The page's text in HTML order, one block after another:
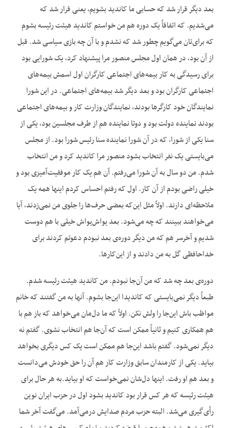
بعد دیگر قرار شد که حسابی ما کاندید بشویم، یعنی قرار شد که
می‌شدیم. که اتفاقاً یک دوره هم من خواستم کاندید هیئت رئیسه بشوم
که برای‌تان می‌گویم چطور شد که نشدم و با آن چه بازی سیاسی شد. قبل
از آن بود، در همان اول مجلس منصور مرا پیشنهاد کرد، یک شورایی بود
برای رسیدگی به کار بیمه‌های اجتماعی کارگران اول اسمش بیمه‌های
اجتماعی کارگران بود و بعد دیگر شد بیمه‌های اجتماعی. در این شورا
نمایندگان خود کارگرها بودند، نمایندگان وزارت کار و بیمه‌های اجتماعی
بودند نماینده دولت بود و دوتا نماینده هم از طرف مجلسین بود، یکی از
سنا یکی از شورا، که در آن شورا نماینده سنا رئیس شورا بود. از مجلس
می‌بایستی یک نفر انتخاب بشود منصور مرا کاندید کرد و من انتخاب
شدم. من دو سال به آن شورا می‌رفتم. آن هم یک کار موفقیت‌آمیزی بود و
خیلی راضی بودم از آن کار. اول که رفتم احساس کردم اینها همه یک
ملاحظه‌ای دارند. اولاً مثل این‌که بعضی حرف‌ها را جلوی من نمی‌زدند، آیا
می‌خواهند ببینند که چه می‌شود. بعد یواش‌یواش خیلی با هم دوست
شدیم و آخرسر هم که من دیگر دوره‌ی بعد نبودم دعوتم کردند برای
خداحافظی گل به من دادند و از این‌کارها.
دوره‌ی بعد چه شد که من آن‌جا نبودم. من کاندید هیئت رئیسه شدم.
طبعاً دیگر نمی‌بایستی که کاندیدا این‌جا بشوم. آنها به من گفتند که خانم
مواظب باش این‌جا را ولش نکن. اولاً که ما دل‌مان می‌خواهد که باز هم با
هم همکاری کنیم و ثانیاً ‌ممکن است که آن‌جا هم انتخاب نشوی. گفتم نه
دیگر نمی‌شود. گفتم باشد این‌جا هم ممکن است یک کس دیگری بخواهد
بیاید. یکی از کارمندان سابق وزارت کار هم آن را حق خودش می‌دانست
و بعد هم او رفت. اینها دل‌شان نمی‌خواست که او بیاید.به هر حال برای
هیئت رئیسه که هر کس قرار بود کاندید بشود اول در حزب ایران نوین
رأی‌گیری می‌شد. البته حزب مردم صدایش درمی‌آمد. می‌گفت آخر شما